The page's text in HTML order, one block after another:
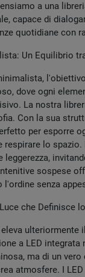
a una
capace di
quotidiane con
Un Equilibrio
dove ogni
La nostra
Con la sua
per esporre
respirare lo
leggerezza,
sospese
l'ordine senza
che Definisce
ulteriormente
a LED
ma di un
atmosfere. I